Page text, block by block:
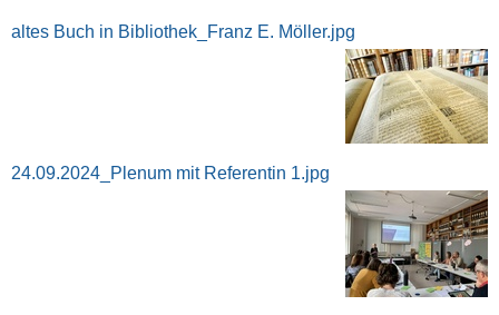
altes Buch in Bibliothek_Franz E. Möller.jpg
24.09.2024_Plenum mit Referentin 1.jpg